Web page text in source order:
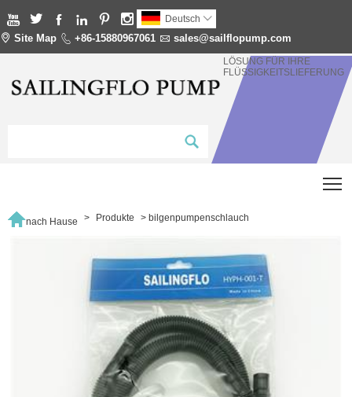
      Deutsch 
 Site Map  +86-15880967061  sales@sailflopump.com
LÖSUNG FÜR IHRE
FLÜSSIGKEITSLIEFERUNG
nach Hause > Produkte >bilgenpumpenschlauch